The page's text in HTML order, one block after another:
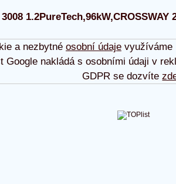
a nezbytné osobní údajevyužíváme
Google nakládá s osobními údaji v
GDPR se dozvíte